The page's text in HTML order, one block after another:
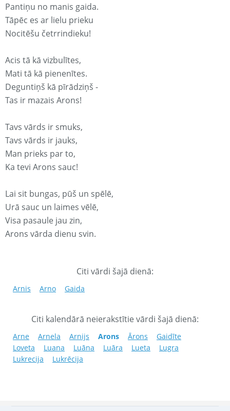
Pantiņu no manis gaida.
Tāpēc es ar lielu prieku
Nocitēšu četrrindieku!
Acis tā kā vizbulītes,
Mati tā kā pienenītes.
Deguntiņš kā pīrādziņš -
Tas ir mazais Arons!
Tavs vārds ir smuks,
Tavs vārds ir jauks,
Man prieks par to,
Ka tevi Arons sauc!
Lai sit bungas, pūš un spēlē,
Urā sauc un laimes vēlē,
Visa pasaule jau zin,
Arons vārda dienu svin.
Citi vārdi šajā dienā:
Arnis Arno Gaida
Citi kalendārā neierakstītie vārdi šajā dienā:
Arne Arnela Arnijs Arons Ārons
Gaidīte
Loveta
Luana Luāna Luāra Lueta
Lugra
Lukrecija
Lukrēcija